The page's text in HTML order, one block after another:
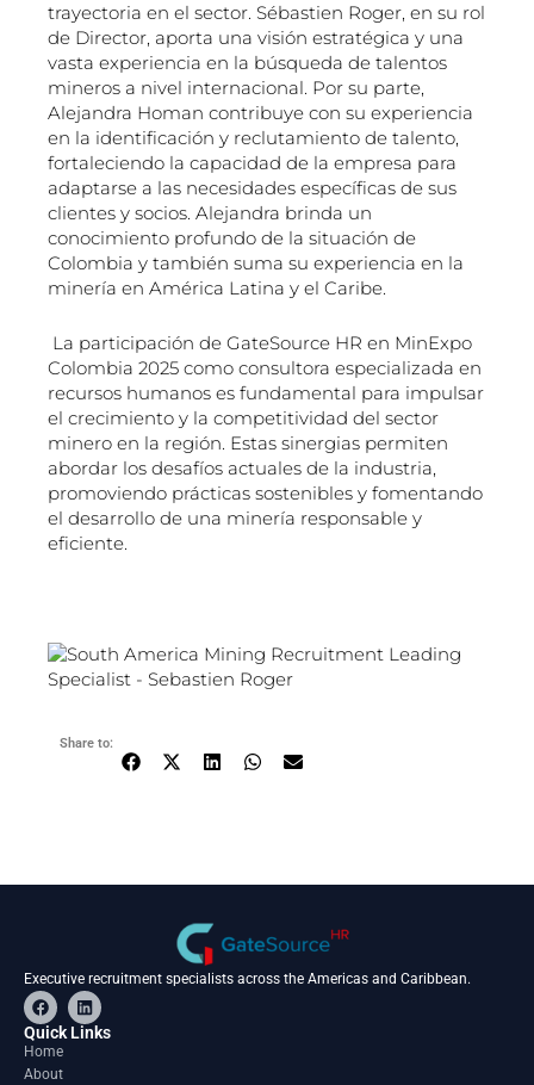
trayectoria en el sector. Sébastien Roger, en su rol
de Director, aporta una visión estratégica y una
vasta experiencia en la búsqueda de talentos
mineros a nivel internacional. Por su parte,
Alejandra Homan contribuye con su experiencia
en la identificación y reclutamiento de talento,
fortaleciendo la capacidad de la empresa para
adaptarse a las necesidades específicas de sus
clientes y socios. Alejandra brinda un
conocimiento profundo de la situación de
Colombia y también suma su experiencia en la
minería en América Latina y el Caribe.
La participación de GateSource HR en MinExpo
Colombia 2025 como consultora especializada en
recursos humanos es fundamental para impulsar
el crecimiento y la competitividad del sector
minero en la región. Estas sinergias permiten
abordar los desafíos actuales de la industria,
promoviendo prácticas sostenibles y fomentando
el desarrollo de una minería responsable y
eficiente.
Share to:
Executive recruitment specialists across the Americas and Caribbean.
F
a
c
e
o
L
i
n
Quick Links
Home
About